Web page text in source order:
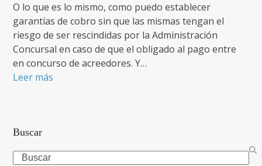
O lo que es lo mismo, como puedo establecer
garantías de cobro sin que las mismas tengan el
riesgo de ser rescindidas por la Administración
Concursal en caso de que el obligado al pago entre
en concurso de acreedores. Y…
Leer más
Buscar
Search